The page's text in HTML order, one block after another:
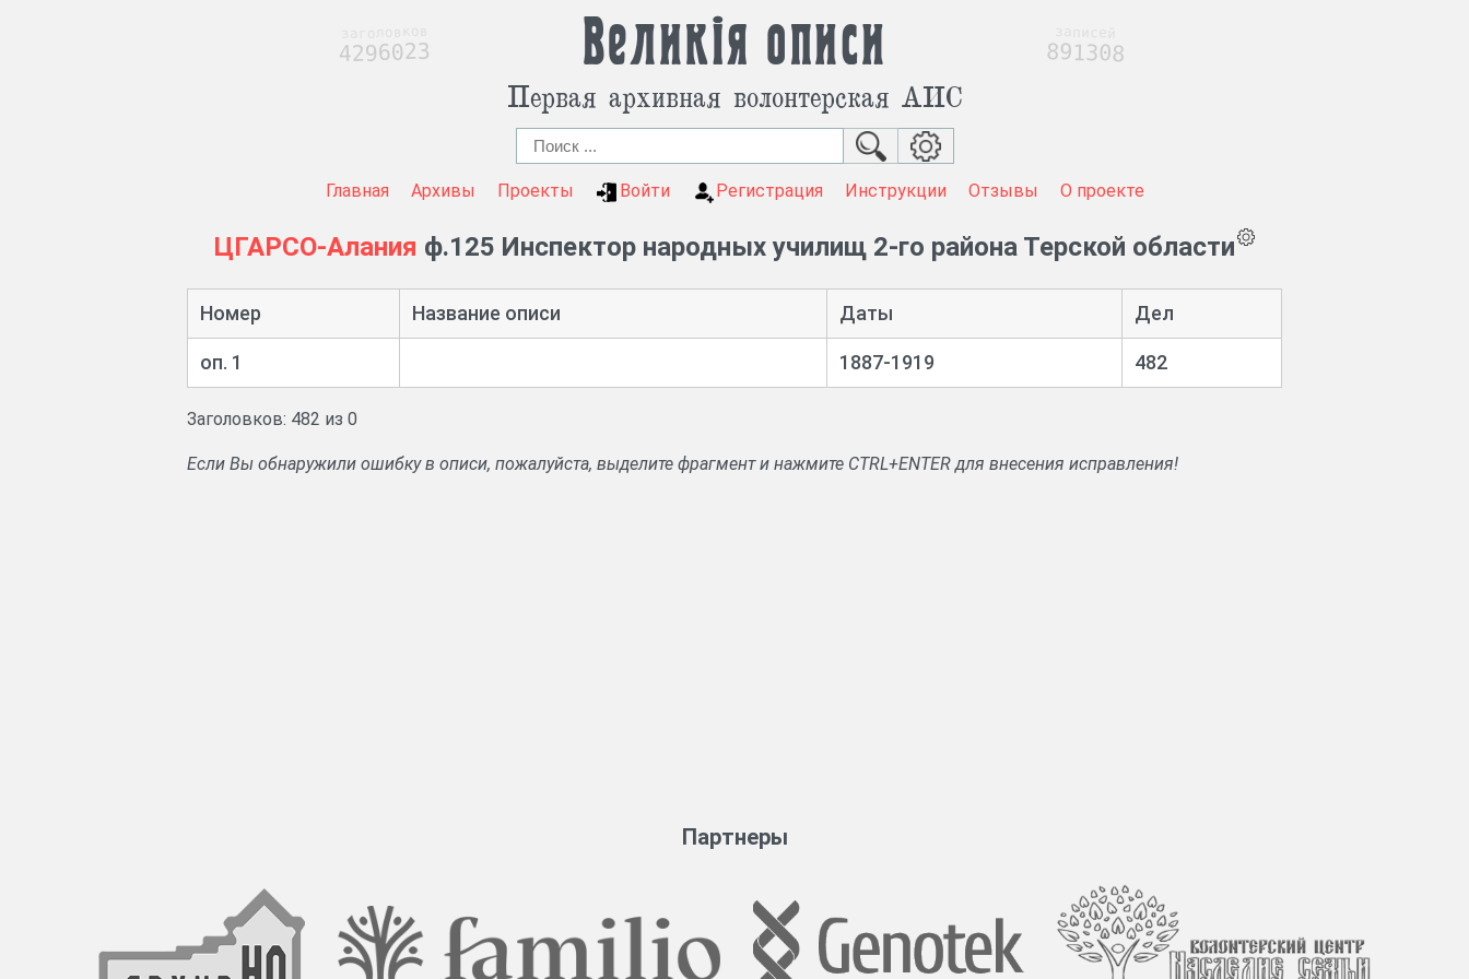
Великія описи
Первая архивная волонтерская АИС
Главная Архивы Проекты Войти Регистрация Инструкции Отзывы О проекте
ЦГАРСО-Алания ф.125 Инспектор народных училищ 2-го района Терской области
Номер Название описи Даты Дел
оп. 1 1887-1919 482
Заголовков: 482 из 0
Если Вы обнаружили ошибку в описи, пожалуйста, выделите фрагмент и нажмите CTRL+ENTER для внесения исправления!
Партнеры
4296023 891308